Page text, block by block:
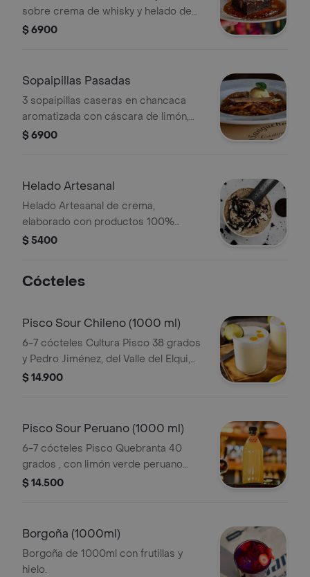
sobre crema de whisky y helado de
crema stracciatella.
$ 6900
Sopaipillas Pasadas
3 sopaipillas caseras en chancaca
aromatizada con cáscara de limón,
naranja y canela. Acompañadas con
$ 6900
Helado Artesanal
Helado Artesanal de crema,
elaborado con productos 100%
naturales y trozos de galleta de
$ 5400
Cócteles
Pisco Sour Chileno (1000 ml)
6-7 cócteles Cultura Pisco 38 grados
y Pedro Jiménez, del Valle del Elqui,
con limón Italia recién exprimido y
$ 14.900
Pisco Sour Peruano (1000 ml)
6-7 cócteles Pisco Quebranta 40
grados , con limón verde peruano
recién exprimido.
$ 14.500
Borgoña (1000ml)
Borgoña de 1000ml con frutillas y
hielo.